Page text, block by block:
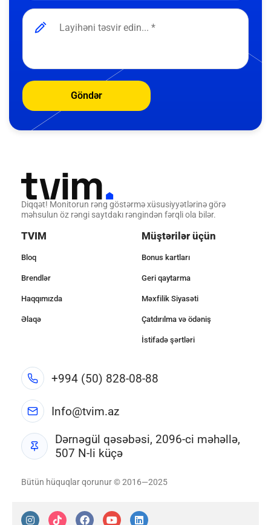
Göndər
Diqqət! Monitorun rəng göstərmə xüsusiyyətlərinə görə
məhsulun öz rəngi saytdakı rəngindən fərqli ola bilər.
TVIM
Bloq
Brendlər
Haqqımızda
Əlaqə
Müştərilər üçün
Bonus kartları
Geri qaytarma
Məxfilik Siyasəti
Çatdırılma və ödəniş
İstifadə şərtləri
+994 (50) 828-08-88
Info@tvim.az
Dərnəgül qəsəbəsi, 2096-ci məhəllə,
507 N-li küçə
Bütün hüquqlar qorunur © 2016—2025